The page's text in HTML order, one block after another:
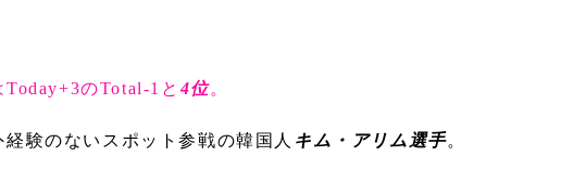
Today+3のTotal-1と4位。
験のないスポット参戦の韓国人 キム・アリム選手。